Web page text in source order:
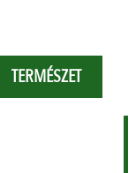
TERMÉSZET